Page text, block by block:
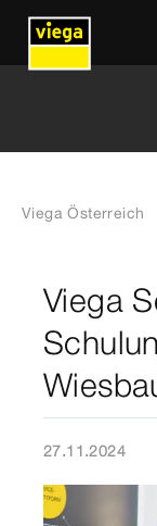
Viega Österreich
Viega
27.11.2024